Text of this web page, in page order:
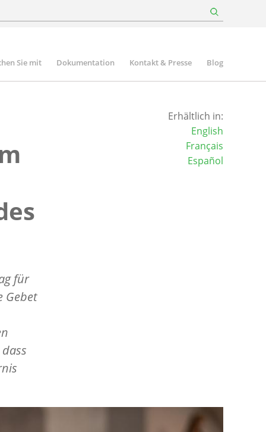
Sie mit Dokumentation Kontakt & Presse Blog
für
Gebet
Erhältlich in:
English
Français
Español